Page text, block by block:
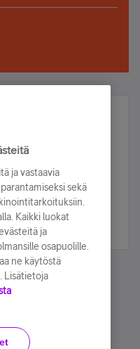
voita!
arvonnassa.
statement
ja vastaavia
sekä
Kaikki luokat
ja
osapuolille.
ne käytöstä
Lisätietoja